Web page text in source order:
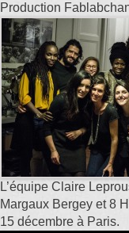
Production
L’équipe Claire
Margaux Bergey et 8
15 décembre à Paris.